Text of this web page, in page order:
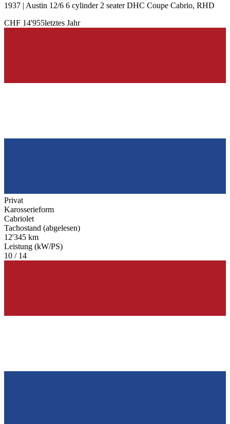
1937 | Austin 12/6 6 cylinder 2 seater DHC Coupe Cabrio, RHD
CHF 14'955letztes Jahr
Privat
Karosserieform
Cabriolet
Tachostand (abgelesen)
12'345 km
Leistung (kW/PS)
10 / 14